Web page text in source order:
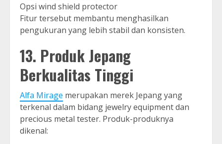
Opsi wind shield protector
Fitur tersebut membantu menghasilkan
pengukuran yang lebih stabil dan konsisten.
13. Produk Jepang
Berkualitas Tinggi
Alfa Mirage merupakan merek Jepang yang
terkenal dalam bidang jewelry equipment dan
precious metal tester. Produk-produknya
dikenal: